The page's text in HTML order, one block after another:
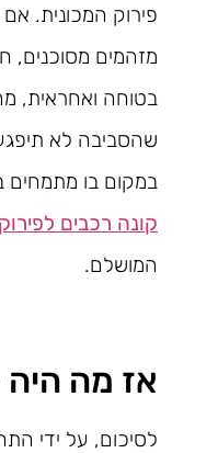
פירוק המכונית.
מזהמים מסוכנים,
בטוחה ואחראית,
שהסביבה לא
במקום בו מתמחים
קונה רכבים
המושלם.
אז מה היה
לסיכום, על ידי